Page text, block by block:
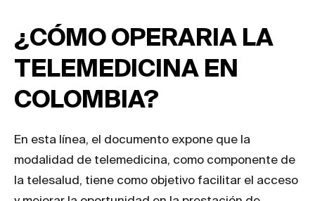
¿CÓMO OPERARIA LA
TELEMEDICINA EN
COLOMBIA?
En esta línea, el documento expone que la
modalidad de telemedicina, como componente de
la telesalud, tiene como objetivo facilitar el acceso